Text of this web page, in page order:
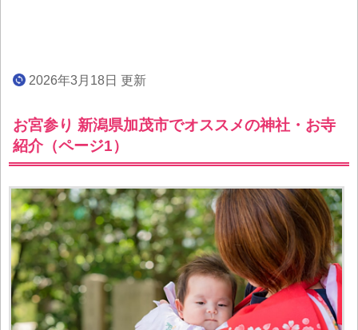
2026年3月18日 更新
お宮参り 新潟県加茂市でオススメの神社・お寺
紹介（ページ1）